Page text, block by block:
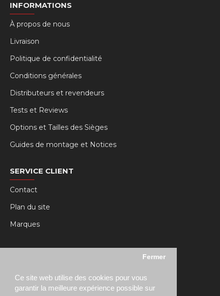
Ce site web utilise des cookies pour vous
garantir la meilleure expérience possible sur
Fermer
INFORMATIONS
À propos de nous
Livraison
Politique de confidentialité
Conditions générales
Distributeurs et revendeurs
Tests et Reviews
Options et Tailles des Sièges
Guides de montage et Notices
SERVICE CLIENT
Contact
Plan du site
Marques
MY RSEAT
Historique des commandes